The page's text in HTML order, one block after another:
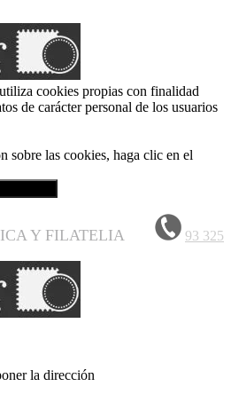
cookies propias con finalidad
de carácter personal de los usuarios
sobre las cookies, haga clic en el
Y FILATELIA
93 325
la dirección